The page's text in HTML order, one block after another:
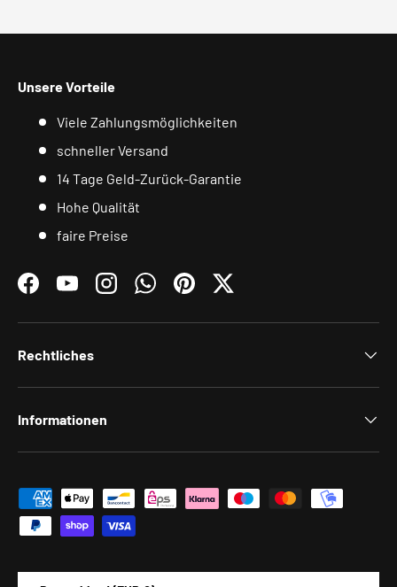
Unsere Vorteile
Viele Zahlungsmöglichkeiten
schneller Versand
14 Tage Geld-Zurück-Garantie
Hohe Qualität
faire Preise
FacebookYouTubeInstagramWhatsAppPinterestTwitter
Rechtliches
Informationen
Zahlungsmethoden